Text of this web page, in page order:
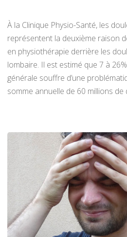
À la Clinique Physio-Santé, les
représentent la deuxième raison
en physiothérapie derrière les
lombaire. Il est estimé que 7 à
générale souffre d’une
somme annuelle de 60 millions